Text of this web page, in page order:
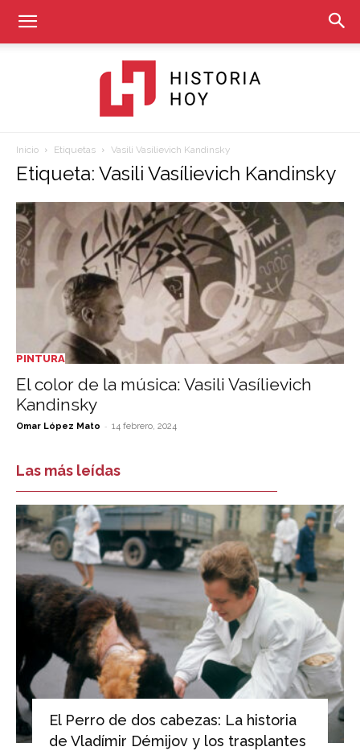
Historia
Hoy
Inicio Etiquetas Vasili Vasílievich Kandinsky
Etiqueta: Vasili Vasílievich Kandinsky
PINTURA
El color de la música: Vasili Vasílievich
Kandinsky
Omar López Mato - 14 febrero, 2024
Las más leídas
El Perro de dos cabezas: La historia
de Vladímir Démijov y los trasplantes